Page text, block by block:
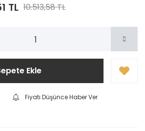
TL 10.513,58 TL
Ekle
Fiyatı Düşünce Haber Ver